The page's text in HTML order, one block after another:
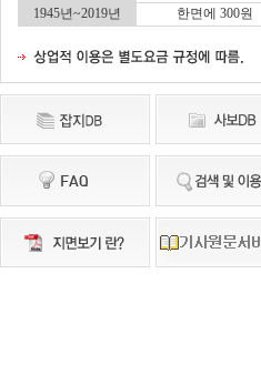
1945년~2019년 한면에 300원